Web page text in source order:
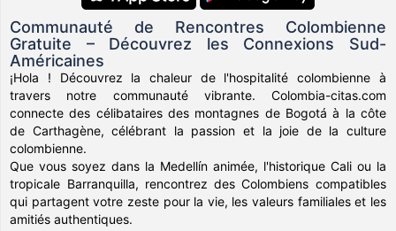
Communauté de Rencontres Colombienne
Gratuite – Découvrez les Connexions Sud-
Américaines
¡Hola ! Découvrez la chaleur de l'hospitalité colombienne à
travers notre communauté vibrante. Colombia-citas.com
connecte des célibataires des montagnes de Bogotá à la côte
de Carthagène, célébrant la passion et la joie de la culture
colombienne.
Que vous soyez dans la Medellín animée, l'historique Cali ou la
tropicale Barranquilla, rencontrez des Colombiens compatibles
qui partagent votre zeste pour la vie, les valeurs familiales et les
amitiés authentiques.